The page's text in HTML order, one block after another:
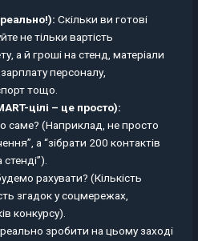
Скільки ви готові
не тільки вартість
а й гроші на стенд, матеріали
персоналу,
тощо.
цілі – це просто):
саме? (Наприклад, не просто
а “зібрати 200 контактів
рахувати? (Кількість
згадок у соцмережах,
конкурсу).
зробити на цьому заході